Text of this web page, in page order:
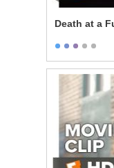
Death at a